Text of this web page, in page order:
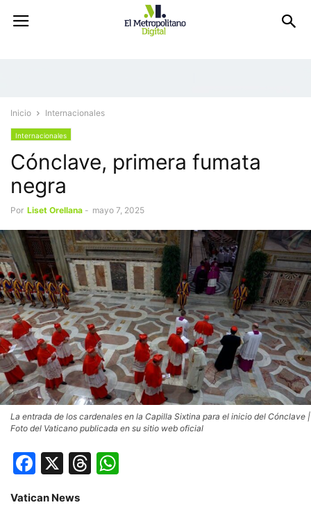
Inicio Internacionales
Internacionales
Cónclave, primera fumata
negra
Por Liset Orellana - mayo 7, 2025
La entrada de los cardenales en la Capilla Sixtina para el inicio del Cónclave |
Foto del Vaticano publicada en su sitio web oficial
Facebook
X Threads
Vatican News